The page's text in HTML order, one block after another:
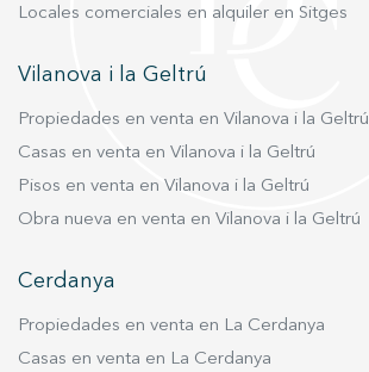
Locales comerciales en alquiler en Sitges
Vilanova i la Geltrú
Propiedades en venta en Vilanova i la Geltrú
Casas en venta en Vilanova i la Geltrú
Pisos en venta en Vilanova i la Geltrú
Obra nueva en venta en Vilanova i la Geltrú
Cerdanya
Propiedades en venta en La Cerdanya
Casas en venta en La Cerdanya